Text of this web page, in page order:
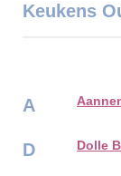
Keukens
A
D Dolle